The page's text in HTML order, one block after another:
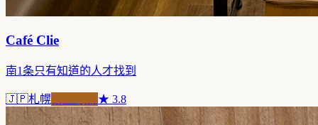
Café Clie
南1条只有知道的人才找到
🇯🇵札幌 ★ 3.8